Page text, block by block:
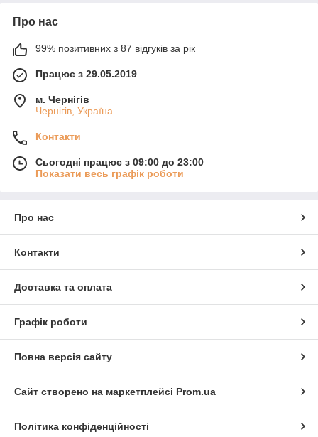
Про нас
99% позитивних з 87 відгуків за рік
Працює з 29.05.2019
м. Чернігів
Чернігів, Україна
Контакти
Сьогодні працює з 09:00 до 23:00
Показати весь графік роботи
Про нас
Контакти
Доставка та оплата
Графік роботи
Повна версія сайту
Сайт створено на маркетплейсі Prom.ua
Політика конфіденційності